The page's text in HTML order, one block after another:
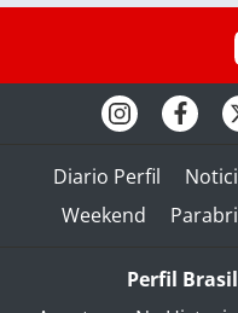
Diario Perfil
Weekend
Perfil